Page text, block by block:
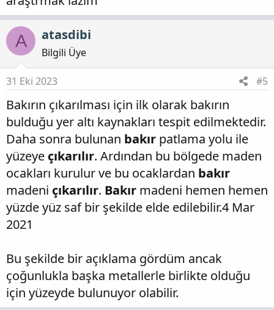
A atasdibi
Bilgili Üye
31 Eki 2023 #5
Bakırın çıkarılması için ilk olarak bakırın
bulduğu yer altı kaynakları tespit edilmektedir.
Daha sonra bulunan bakır patlama yolu ile
yüzeye çıkarılır. Ardından bu bölgede maden
ocakları kurulur ve bu ocaklardan bakır
madeni çıkarılır. Bakır madeni hemen hemen
yüzde yüz saf bir şekilde elde edilebilir.4 Mar
2021
Bu şekilde bir açıklama gördüm ancak
çoğunlukla başka metallerle birlikte olduğu
için yüzeyde bulunuyor olabilir.